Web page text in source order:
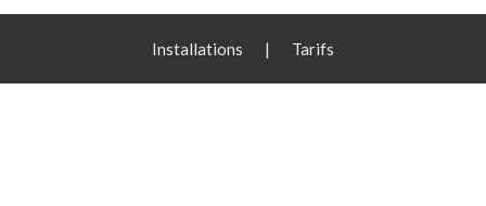
Installations | Tarifs